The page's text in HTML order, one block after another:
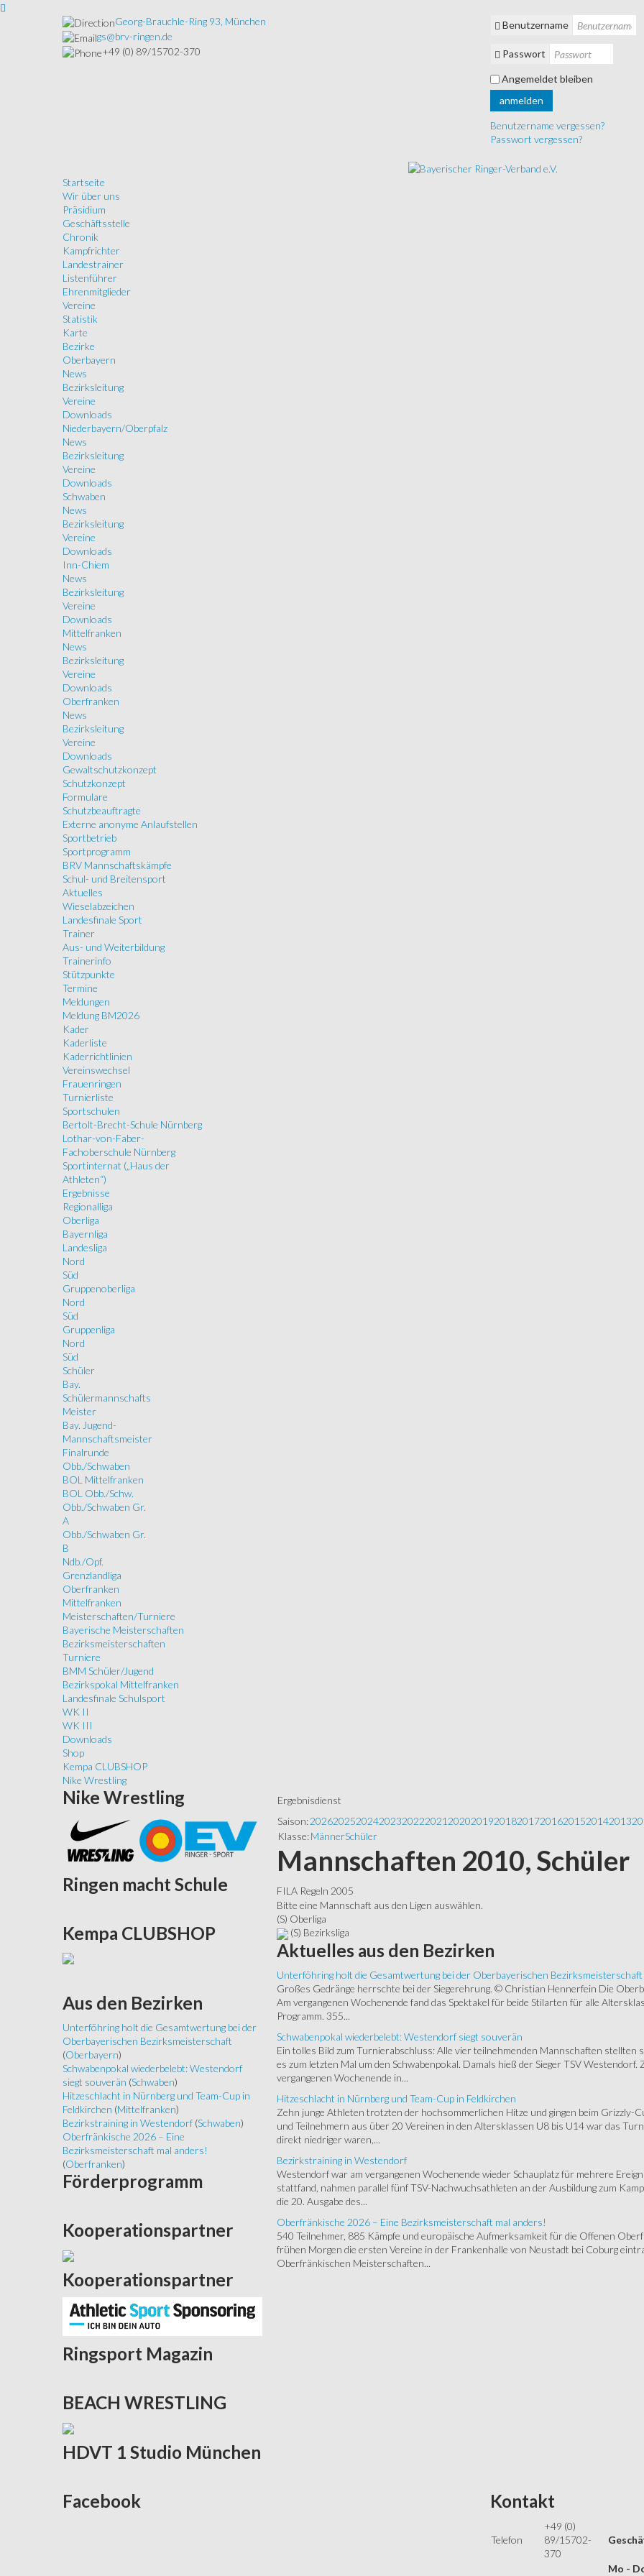
Georg-Brauchle-Ring 93, München
gs@brv-ringen.de
+49 (0) 89/15702-370
Benutzername
Passwort
Angemeldet bleiben
anmelden
Benutzername vergessen?
Passwort vergessen?
Startseite
Wir über uns
Präsidium
Geschäftsstelle
Chronik
Kampfrichter
Landestrainer
Listenführer
Ehrenmitglieder
Vereine
Statistik
Karte
Bezirke
Oberbayern
News
Bezirksleitung
Vereine
Downloads
Niederbayern/Oberpfalz
News
Bezirksleitung
Vereine
Downloads
Schwaben
News
Bezirksleitung
Vereine
Downloads
Inn-Chiem
News
Bezirksleitung
Vereine
Downloads
Mittelfranken
News
Bezirksleitung
Vereine
Downloads
Oberfranken
News
Bezirksleitung
Vereine
Downloads
Gewaltschutzkonzept
Schutzkonzept
Formulare
Schutzbeauftragte
Externe anonyme Anlaufstellen
Sportbetrieb
Sportprogramm
BRV Mannschaftskämpfe
Schul- und Breitensport
Aktuelles
Wieselabzeichen
Landesfinale Sport
Trainer
Aus- und Weiterbildung
Trainerinfo
Stützpunkte
Termine
Meldungen
Meldung BM2026
Kader
Kaderliste
Kaderrichtlinien
Vereinswechsel
Frauenringen
Turnierliste
Sportschulen
Bertolt-Brecht-Schule Nürnberg
Lothar-von-Faber-
Fachoberschule Nürnberg
Sportinternat („Haus der
Athleten“)
Ergebnisse
Regionalliga
Oberliga
Bayernliga
Landesliga
Nord
Süd
Gruppenoberliga
Nord
Süd
Gruppenliga
Nord
Süd
Schüler
Bay.
Schülermannschafts
Meister
Bay. Jugend-
Mannschaftsmeister
Finalrunde
Obb./Schwaben
BOL Mittelfranken
BOL Obb./Schw.
Obb./Schwaben Gr.
A
Obb./Schwaben Gr.
B
Ndb./Opf.
Grenzlandliga
Oberfranken
Mittelfranken
Meisterschaften/Turniere
Bayerische Meisterschaften
Bezirksmeisterschaften
Turniere
BMM Schüler/Jugend
Bezirkspokal Mittelfranken
Landesfinale Schulsport
WK II
WK III
Downloads
Shop
Kempa CLUBSHOP
Nike Wrestling
Ergebnisdienst
Saison: 202620252024202320222021 20202019201820172016201520142013
Klasse: MännerSchüler
Mannschaften 2010, Schüler
FILA Regeln 2005
Bitte eine Mannschaft aus den Ligen auswählen.
(S) Oberliga
(S) Bezirksliga
Aktuelles aus den Bezirken
Unterföhring holt die Gesamtwertung bei der Oberbayerischen Bezirksmeisterschaft
Großes Gedränge herrschte bei der Siegerehrung. © Christian Hennerfein Die
Am vergangenen Wochenende fand das Spektakel für beide Stilarten für alle
Programm. 355...
Schwabenpokal wiederbelebt: Westendorf siegt souverän
Ein tolles Bild zum Turnierabschluss: Alle vier teilnehmenden Mannschaften stellten
es zum letzten Mal um den Schwabenpokal. Damals hieß der Sieger TSV
vergangenen Wochenende in...
Hitzeschlacht in Nürnberg und Team-Cup in Feldkirchen
Zehn junge Athleten trotzten der hochsommerlichen Hitze und gingen beim Grizzly-
und Teilnehmern aus über 20 Vereinen in den Altersklassen U8 bis U14 war das
direkt niedriger waren,...
Bezirkstraining in Westendorf
Westendorf war am vergangenen Wochenende wieder Schauplatz für mehrere
stattfand, nahmen parallel fünf TSV-Nachwuchsathleten an der Ausbildung zum
die 20. Ausgabe des...
Oberfränkische 2026 – Eine Bezirksmeisterschaft mal anders!
540 Teilnehmer, 885 Kämpfe und europäische Aufmerksamkeit für die Offenen
frühen Morgen die ersten Vereine in der Frankenhalle von Neustadt bei Coburg
Oberfränkischen Meisterschaften...
Nike Wrestling
Ringen macht Schule
Kempa CLUBSHOP
Aus den Bezirken
Unterföhring holt die Gesamtwertung bei der
Oberbayerischen Bezirksmeisterschaft
(Oberbayern)
Schwabenpokal wiederbelebt: Westendorf
siegt souverän (Schwaben)
Hitzeschlacht in Nürnberg und Team-Cup in
Feldkirchen (Mittelfranken)
Bezirkstraining in Westendorf (Schwaben)
Oberfränkische 2026 – Eine
Bezirksmeisterschaft mal anders!
(Oberfranken)
Förderprogramm
Kooperationspartner
Kooperationspartner
Ringsport Magazin
BEACH WRESTLING
HDVT 1 Studio München
Facebook Kontakt
Telefon
+49 (0)
89/15702-
370
Mo -